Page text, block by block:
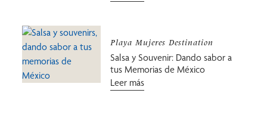
Playa Mujeres Destination
Salsa y Souvenir: Dando sabor a
tus Memorias de México
Leer más